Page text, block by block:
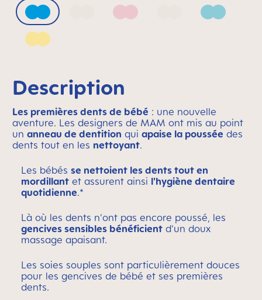
Azure Blue BellflowerBlush Mango Sage
Sunlight
Description
Les premières dents de bébé : une nouvelle
aventure. Les designers de MAM ont mis au point
un anneau de dentition qui apaise la poussée des
dents tout en les nettoyant.
Les bébés se nettoient les dents tout en
mordillant et assurent ainsi l'hygiène dentaire
quotidienne.*
Là où les dents n'ont pas encore poussé, les
gencives sensibles bénéficient d'un doux
massage apaisant.
Les soies souples sont particulièrement douces
pour les gencives de bébé et ses premières
dents.